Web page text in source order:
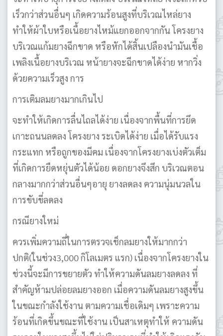
เร็วกว่าส่วนอื่นๆ เกิดความร้อนสูงที่บริเวณไหล่ยาง
ทำให้ผ้าใบหรือเนื้อยางไหม้แยกออกจากกัน โครงยาง
บริเวณแก้มยางฉีกขาด หรือหักได้สิ้นเปลืองนำมันเชื้อ
เพลิงเนื้อยางบริเวณ หน้ายางจะฉีกขาดได้ง่าย หากวิ่ง
ด้วยความเร็วสูง การ
การเติมลมยางมากเกินไป
จะทำให้เกิดการลื่นไถลได้ง่าย เนื่องจากพื้นที่การยึด
เกาะถนนลดลง โครงยาง ระเบิดได้ง่าย เมื่อได้รับแรง
กระแทก หรือถูกของมีคม เนื่องจากโครงยางเบ่งตัวเต็ม
ที่เกิดการยืดหยุ่นตัวได้น้อย ดอกยางจึงสึก บริเวณตอน
กลางมากกว่าส่วนอื่นๆอายุ ยางลดลง ความนุ่มนวลใน
การขับขี่ลดลง
กรณียางใหม่
ควรเพิ่มความถี่ในการตรวจเช็กลมยางให้มากกว่า
ปกติ(ในช่วง3,000 กิโลเมตร แรก) เนื่องจากโครงยางใน
ช่วงนี้จะมีการขยายตัว ทำให้ความดันลมยางลดลง ที่
สำคัญห้ามปล่อยลมยางออก เมื่อความดันลมยางสูงขึ้น
ในขณะกำลังใช้งาน ตามความเชื่อเดิมๆ เพราะความ
ร้อนที่เกิดขึ้นขณะที่ใช้งาน เป็นสาเหตุทำให้ ความดัน